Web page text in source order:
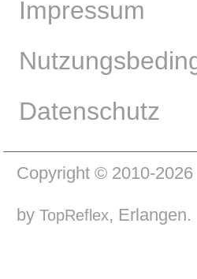
Impressum
Datenschutz
Copyright © 2010-2026
by TopReflex, Erlangen.